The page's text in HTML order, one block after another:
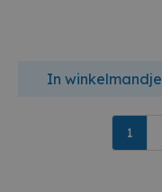
In winkelmandje
1